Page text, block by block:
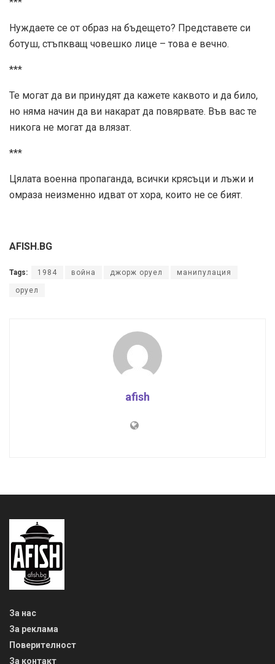
Нуждаете се от образ на бъдещето? Представете си
ботуш, стъпкващ човешко лице – това е вечно.
***
Те могат да ви принудят да кажете каквото и да било,
но няма начин да ви накарат да повярвате. Във вас те
никога не могат да влязат.
***
Цялата военна пропаганда, всички крясъци и лъжи и
омраза неизменно идват от хора, които не се бият.
AFISH.BG
Tags: 1984 война джорж оруел манипулация
оруел
afish
За нас
За реклама
Поверителност
За контакт